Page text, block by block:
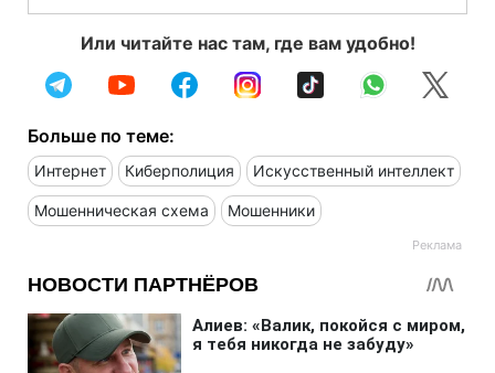
Или читайте нас там, где вам удобно!
Больше по теме:
Интернет Киберполиция Искусственный интеллект
Мошенническая схема Мошенники